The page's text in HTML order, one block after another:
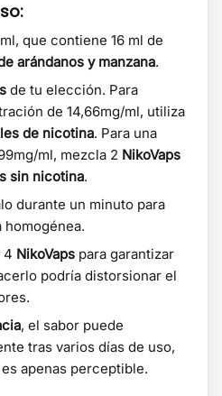
que contiene 16 ml de
arándanos y manzana.
de tu elección. Para
de 14,66mg/ml, utiliza
de nicotina. Para una
ml, mezcla 2 NikoVaps
sin nicotina.
durante un minuto para
homogénea.
4 NikoVaps para garantizar
podría distorsionar el
, el sabor puede
tras varios días de uso,
apenas perceptible.